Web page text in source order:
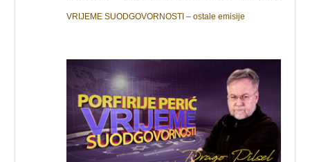
VRIJEME SUODGOVORNOSTI – ostale emisije